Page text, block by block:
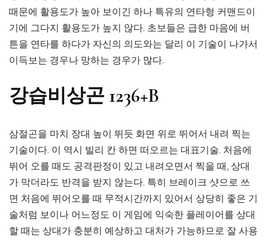
때문에 활용도가 높아 보이긴 하나 특유의 연타형 커맨드이
기에 그다지 활용도가 높지 않다. 초보들은 급한 마음에 버
튼을 연타를 하다가 자신의 의도와는 달리 이 기술이 나가서
이득보는 경우나 망하는 경우가 많다.
강습비상곤 1236+B
삼절곤을 마치 장대 높이 뛰듯 화면 위로 뛰어서 내려 찍는
기술이다. 이 역시 빌리 칸 하면 떠오르는 대표기술. 처음에
뛰어 오를 때도 공격판정이 있고 내려오면서 찍을 때, 상대
가 막더라도 반격을 받지 않는다. 특히 브레이크 샷으로 쓰
면 처음에 뛰어오를 때 무적시간까지 있어서 상당히 좋은 기
술처럼 보이나 어느정도 이 게임에 익숙한 플레이어를 상대
할 때는 상대가 충분히 예상하고 대처가 가능하므로 잘 사용